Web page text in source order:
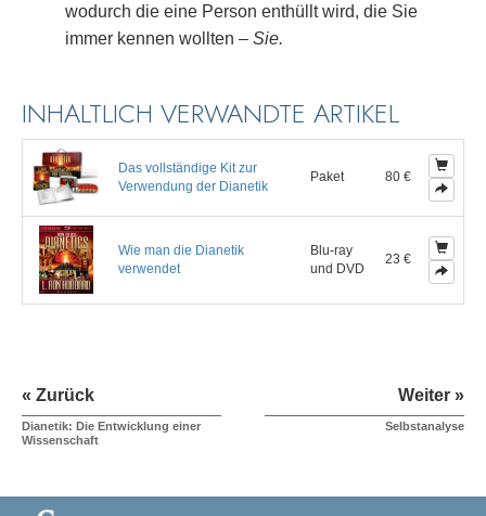
wodurch die eine Person enthüllt wird, die Sie
immer kennen wollten – Sie.
INHALTLICH VERWANDTE ARTIKEL
Das vollständige Kit zur
Verwendung der Dianetik
Paket 80 €
Wie man die Dianetik
verwendet
Blu-ray
und DVD
23 €
« Zurück
Dianetik: Die Entwicklung einer
Wissenschaft
Weiter »
Selbstanalyse